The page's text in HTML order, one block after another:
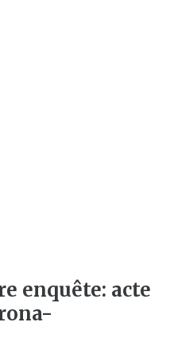
enquête: acte